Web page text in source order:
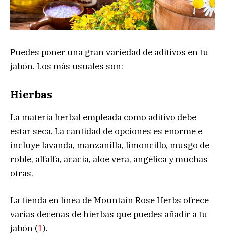
Puedes poner una gran variedad de aditivos en tu
jabón. Los más usuales son:
Hierbas
La materia herbal empleada como aditivo debe
estar seca. La cantidad de opciones es enorme e
incluye lavanda, manzanilla, limoncillo, musgo de
roble, alfalfa, acacia, aloe vera, angélica y muchas
otras.
La tienda en línea de Mountain Rose Herbs ofrece
varias decenas de hierbas que puedes añadir a tu
jabón (1).